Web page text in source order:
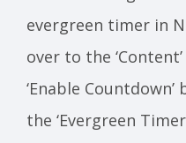
evergreen timer in
over to the
‘Enable
the ‘Evergreen